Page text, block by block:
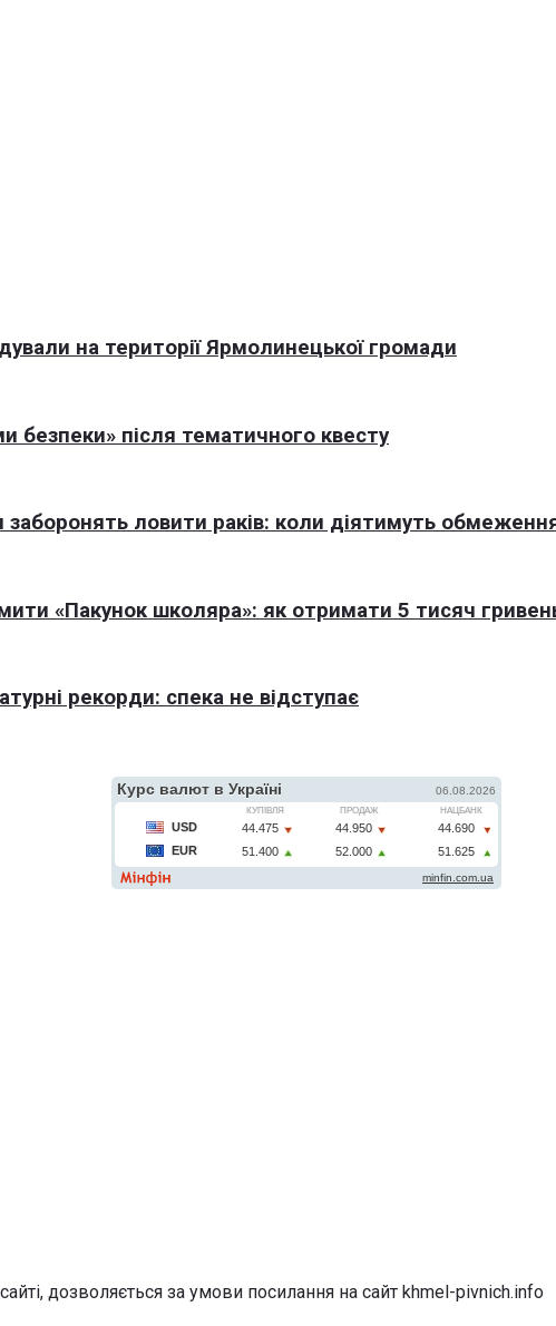
на території Ярмолинецької громади
безпеки» після тематичного квесту
ловити раків: коли діятимуть
«Пакунок школяра»: як отримати 5 тисяч
рекорди: спека не відступає
дозволяється за умови посилання на сайт khmel-pivnich.info